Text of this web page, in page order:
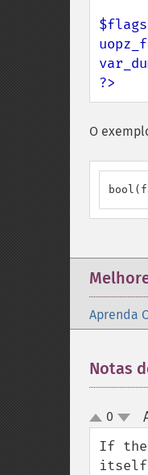
$flags
?>
O
Aprenda
Notas
up0
If the
itself